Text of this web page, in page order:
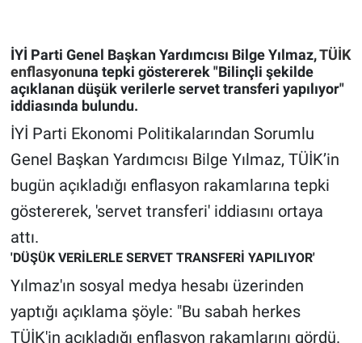
İYİ Parti Genel Başkan Yardımcısı Bilge Yılmaz,TÜİK
enflasyonuna tepki göstererek "Bilinçli şekilde
açıklanan düşük verilerle servet transferi yapılıyor"
iddiasında bulundu.
İYİ Parti Ekonomi Politikalarından Sorumlu
Genel Başkan Yardımcısı Bilge Yılmaz, TÜİK’in
bugün açıkladığı enflasyon rakamlarına tepki
göstererek, 'servet transferi' iddiasını ortaya
attı.
'DÜŞÜK VERİLERLE SERVET TRANSFERİ YAPILIYOR'
Yılmaz'ın sosyal medya hesabı üzerinden
yaptığı açıklama şöyle: "Bu sabah herkes
TÜİK'in açıkladığı enflasyon rakamlarını gördü.
Gün Bitiyor
Gündem Özel
Günün görüntüsü
İlan
Kimdir